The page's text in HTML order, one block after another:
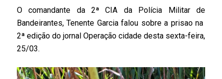
O comandante da 2ª CIA da Polícia Militar de
Bandeirantes, Tenente Garcia falou sobre a prisao na
2ª edição do jornal Operação cidade desta sexta-feira,
25/03.